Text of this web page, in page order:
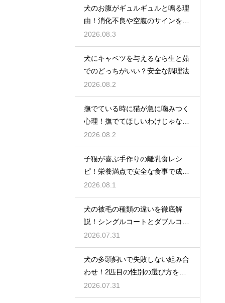
犬のお腹がギュルギュルと鳴る理
由！消化不良や空腹のサインを解
説
2026.08.3
犬にキャベツを与えるなら生と茹
でのどっちがいい？安全な調理法
2026.08.2
撫でている時に猫が急に噛みつく
心理！撫でてほしいわけじゃな
い？
2026.08.2
子猫が喜ぶ手作りの離乳食レシ
ピ！栄養満点で安全な食事で成長
を応援
2026.08.1
犬の被毛の種類の違いを徹底解
説！シングルコートとダブルコー
トの謎
2026.07.31
犬の多頭飼いで失敗しない組み合
わせ！2匹目の性別の選び方を解
説
2026.07.31